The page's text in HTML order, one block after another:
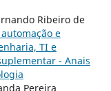
Ribeiro de
e
TI e
- Anais
Pereira